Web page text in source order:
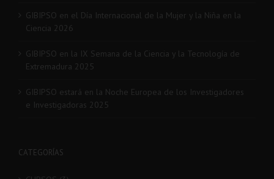
GIBIPSO en el Día Internacional de la Mujer y la Niña en la
Ciencia 2026
GIBIPSO en la IX Semana de la Ciencia y la Tecnología de
Extremadura 2025
GIBIPSO estará en la Noche Europea de los Investigadores
e Investigadoras 2025
CATEGORÍAS